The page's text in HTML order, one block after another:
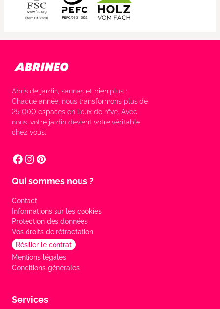
Abris de jardin, saunas et bien plus :
Chaque année, nous transformons plus de
25 000 espaces en lieux de rêve. Avec
nous, votre jardin devient votre véritable
chez-vous.
Qui sommes nous ?
Contact
Informations sur les cookies
Protection des données
Vos droits de rétractation
Résilier le contrat
Mentions légales
Conditions générales
Services